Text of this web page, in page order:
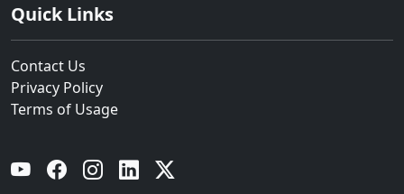
Quick Links
Contact Us
Privacy Policy
Terms of Usage
YouTube Facebook Instagram Linkedin